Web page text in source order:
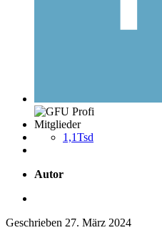
Mitglieder
1,1Tsd
Autor
Geschrieben 27. März 2024